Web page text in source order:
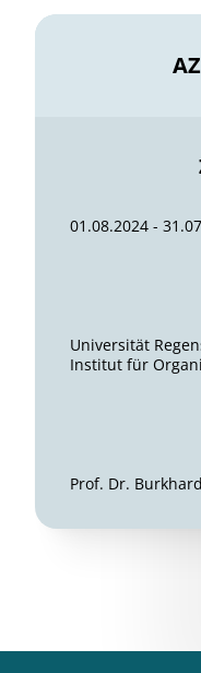
01.08.2024 -
Universität
Institut für
Prof. Dr.